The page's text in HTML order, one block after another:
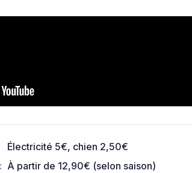
Électricité 5€, chien 2,50€
À partir de 12,90€ (selon saison)